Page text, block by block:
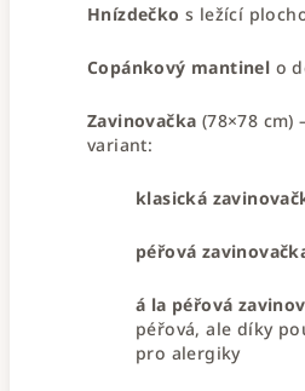
Hnízdečko s ležící
Copánkový mantinel o
Zavinovačka (78×78 cm)
variant:
klasická
péřová
á la péřová
péřová, ale díky
pro alergiky